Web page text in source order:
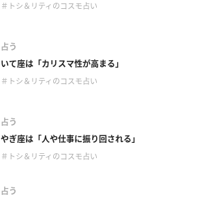
＃トシ＆リティのコスモ占い
占う
いて座は「カリスマ性が高まる」
＃トシ＆リティのコスモ占い
占う
やぎ座は「人や仕事に振り回される」
＃トシ＆リティのコスモ占い
占う